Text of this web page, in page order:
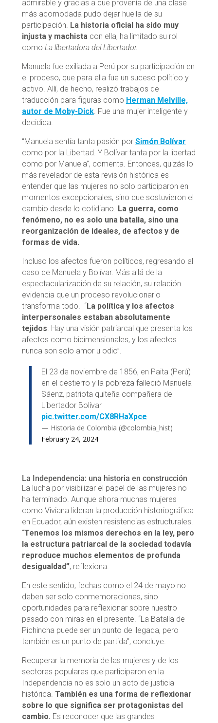
admirable y gracias a que provenía de una clase
más acomodada pudo dejar huella de su
participación. La historia oficial ha sido muy
injusta y machista con ella, ha limitado su rol
como La libertadora del Libertador.
Manuela fue exiliada a Perú por su participación en
el proceso, que para ella fue un suceso político y
activo. Allí, de hecho, realizó trabajos de
traducción para figuras como Herman Melville,
autor de Moby-Dick. Fue una mujer inteligente y
decidida.
“Manuela sentía tanta pasión por Simón Bolívar
como por la Libertad. Y Bolívar tanta por la libertad
como por Manuela”, comenta. Entonces, quizás lo
más revelador de esta revisión histórica es
entender que las mujeres no solo participaron en
momentos excepcionales, sino que sostuvieron el
cambio desde lo cotidiano. La guerra, como
fenómeno, no es solo una batalla, sino una
reorganización de ideales, de afectos y de
formas de vida.
Incluso los afectos fueron políticos, regresando al
caso de Manuela y Bolívar. Más allá de la
espectacularización de su relación, su relación
evidencia que un proceso revolucionario
transforma todo. “La política y los afectos
interpersonales estaban absolutamente
tejidos. Hay una visión patriarcal que presenta los
afectos como bidimensionales, y los afectos
nunca son solo amor u odio”.
El 23 de noviembre de 1856, en Paita (Perú)
en el destierro y la pobreza falleció Manuela
Sáenz, patriota quiteña compañera del
Libertador Bolívar
pic.twitter.com/CX8RHaXpce
— Historia de Colombia (@colombia_hist)
February 24, 2024
La Independencia: una historia en construcción
La lucha por visibilizar el papel de las mujeres no
ha terminado. Aunque ahora muchas mujeres
como Viviana lideran la producción historiográfica
en Ecuador, aún existen resistencias estructurales.
“Tenemos los mismos derechos en la ley, pero
la estructura patriarcal de la sociedad todavía
reproduce muchos elementos de profunda
desigualdad”, reflexiona.
En este sentido, fechas como el 24 de mayo no
deben ser solo conmemoraciones, sino
oportunidades para reflexionar sobre nuestro
pasado con miras en el presente. “La Batalla de
Pichincha puede ser un punto de llegada, pero
también es un punto de partida”, concluye.
Recuperar la memoria de las mujeres y de los
sectores populares que participaron en la
Independencia no es solo un acto de justicia
histórica. También es una forma de reflexionar
sobre lo que significa ser protagonistas del
cambio. Es reconocer que las grandes